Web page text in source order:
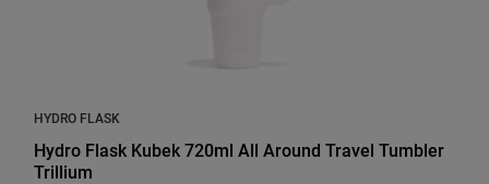
HYDRO FLASK
Hydro Flask Kubek 720ml All Around Travel Tumbler
Trillium